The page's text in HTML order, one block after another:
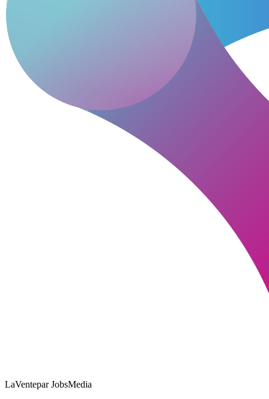
LaVentepar JobsMedia